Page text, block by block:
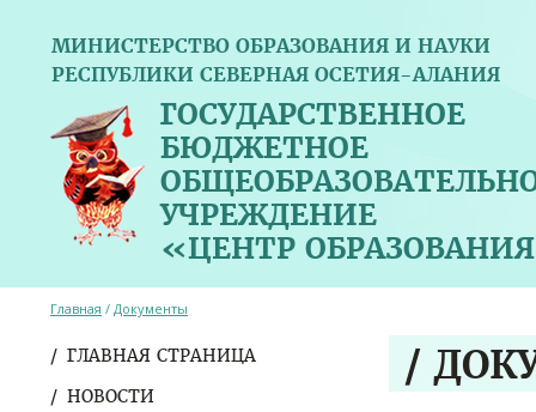
МИНИСТЕРСТВО ОБРАЗОВАНИЯ И НАУКИ
РЕСПУБЛИКИ СЕВЕРНАЯ ОСЕТИЯ-АЛАНИЯ
ГОСУДАРСТВЕННОЕ
БЮДЖЕТНОЕ
УЧРЕЖДЕНИЕ
«ЦЕНТР
ГЛАВНАЯ СТРАНИЦА
НОВОСТИ
Главная / Документы
/